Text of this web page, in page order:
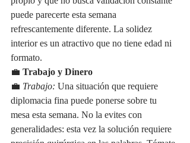
puede parecerte esta semana
refrescantemente diferente. La solidez
interior es un atractivo que no tiene edad ni
formato.
💼 Trabajo y Dinero
💼 Trabajo: Una situación que requiere
diplomacia fina puede ponerse sobre tu
mesa esta semana. No la evites con
generalidades: esta vez la solución requiere